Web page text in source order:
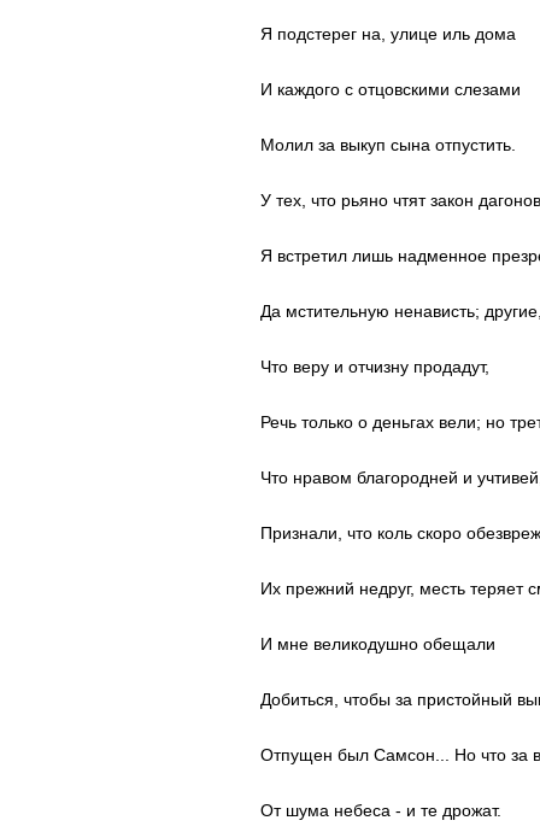
Я подстерег на, улице иль дома
И каждого с отцовскими слезами
Молил за выкуп сына отпустить.
У тех, что рьяно чтят закон дагонов,
Я встретил лишь надменное
Да мстительную ненависть; другие,
Что веру и отчизну продадут,
Речь только о деньгах вели; но
Что нравом благородней и учтивей,
Признали, что коль скоро
Их прежний недруг, месть теряет
И мне великодушно обещали
Добиться, чтобы за пристойный
Отпущен был Самсон... Но что за
От шума небеса - и те дрожат.